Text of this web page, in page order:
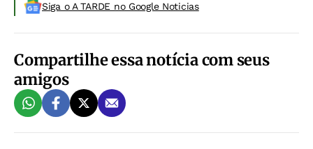
Siga o A TARDE no Google Noticias
Compartilhe essa notícia com seus
amigos